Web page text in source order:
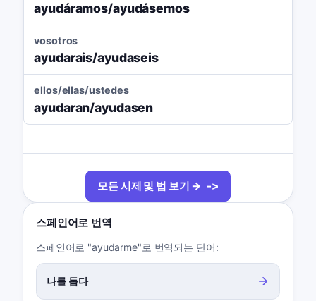
ayudáramos/ayudásemos
vosotros
ayudarais/ayudaseis
ellos/ellas/ustedes
ayudaran/ayudasen
모든 시제 및 법 보기 →
스페인어로 번역
스페인어로 "ayudarme"로 번역되는 단어:
나를 돕다